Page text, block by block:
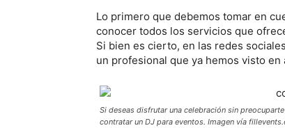
Lo primero que debemos tomar en
conocer todos los servicios que
Si bien es cierto, en las redes
un profesional que ya hemos visto en
Si deseas disfrutar una celebración sin
contratar un DJ para eventos. Imagen vía